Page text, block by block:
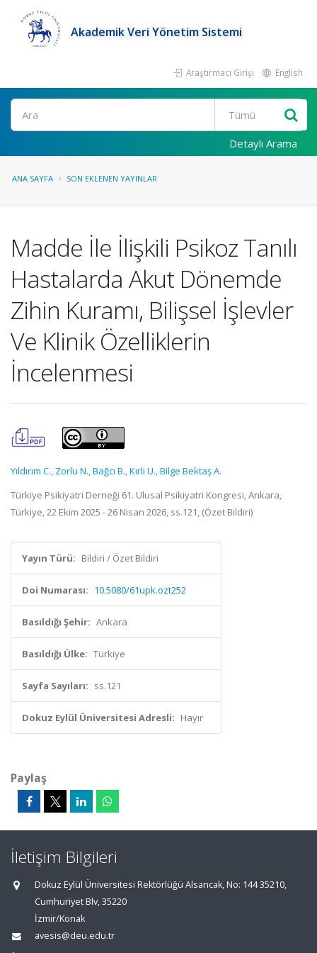
Akademik Veri Yönetim Sistemi
Araştırmacı Girişi English
Ara
Detaylı Arama
ANA SAYFA SON EKLENEN YAYINLAR
Madde İle İlişkili Psikoz Tanılı
Hastalarda Akut Dönemde
Zihin Kuramı, Bilişsel İşlevler
Ve Klinik Özelliklerin
İncelenmesi
Yıldırım C., Zorlu N.,Bağcı B.,Kırlı U.,Bilge Bektaş A.
Türkiye Psikiyatri Derneği 61. Ulusal Psikiyatri Kongresi, Ankara,
Türkiye, 22 Ekim 2025 - 26 Nisan 2026, ss.121, (Özet Bildiri)
Yayın Türü: Bildiri / Özet Bildiri
Doi Numarası: 10.5080/61upk.ozt252
Basıldığı Şehir: Ankara
Basıldığı Ülke: Türkiye
Sayfa Sayıları: ss.121
Dokuz Eylül Üniversitesi Adresli: Hayır
Paylaş
İletişim Bilgileri
Dokuz Eylül Üniversitesi Rektörlüğü Alsancak, No: 144 35210,
Cumhuriyet Blv, 35220
İzmir/Konak
avesis@deu.edu.tr